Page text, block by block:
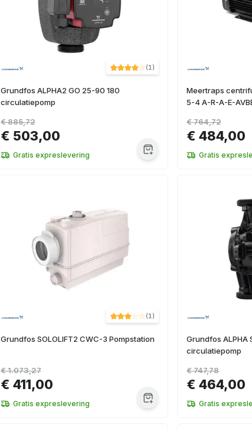
(1)
Grundfos ALPHA2 GO 25-90 180
circulatiepomp
€ 503,00
€ 885,72
Gratis expreslevering
Meertraps
5-4 A-R-A-E-
€ 484,00
€ 764,72
Gratis
(1)
Grundfos SOLOLIFT2 CWC-3 Pompstation
€ 411,00
€ 1.073,27
Gratis expreslevering
Grundfos ALPHA
circulatiepomp
€ 464,00
€ 747,78
Gratis